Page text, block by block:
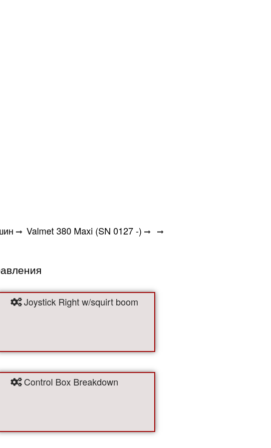
Valmet 380 Maxi (SN 0127 -)
Joystick Right w/squirt boom
Control Box Breakdown